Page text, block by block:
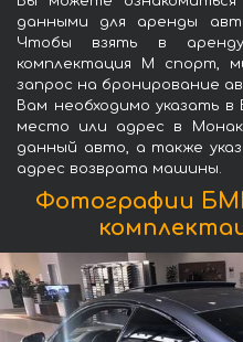
данными для аренды
Чтобы взять в
комплектация М спорт,
запрос на бронирование
Вам необходимо указать
место или адрес в
данный авто, а также
адрес возврата машины.
Фотографии